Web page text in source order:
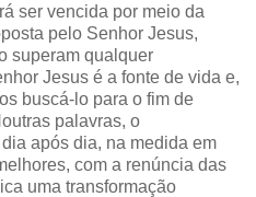
ser vencida por meio da
pelo Senhor Jesus,
superam qualquer
Jesus é a fonte de vida e,
buscá-lo para o fim de
palavras, o
após dia, na medida em
com a renúncia das
uma transformação